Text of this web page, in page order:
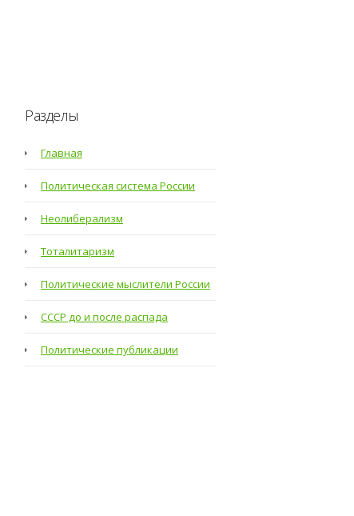
Разделы
Главная
Политическая система России
Неолиберализм
Тоталитаризм
Политические мыслители России
СССР до и после распада
Политические публикации